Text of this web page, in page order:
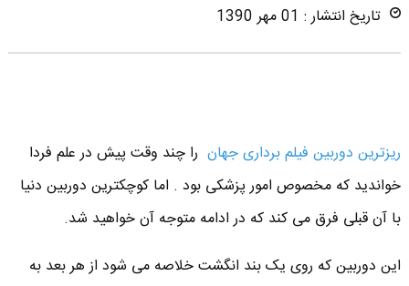
تاریخ انتشار : 01 مهر 1390
ریزترین دوربین فیلم برداری جهان را چند وقت پیش در علم فردا
خواندید که مخصوص امور پزشکی بود . اما کوچکترین دوربین دنیا
با آن قبلی فرق می کند که در ادامه متوجه آن خواهید شد.
این دوربین که روی یک بند انگشت خلاصه می شود از هر بعد به